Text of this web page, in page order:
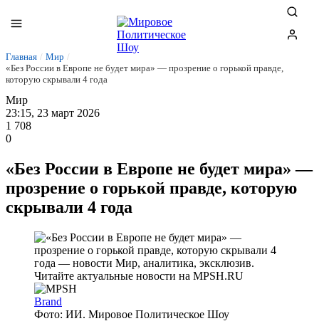
Главная / Мир /
«Без России в Европе не будет мира» — прозрение о горькой правде,
которую скрывали 4 года
Мир
23:15, 23 март 2026
1 708
0
«Без России в Европе не будет мира» —
прозрение о горькой правде, которую
скрывали 4 года
Brand
Фото: ИИ. Мировое Политическое Шоу